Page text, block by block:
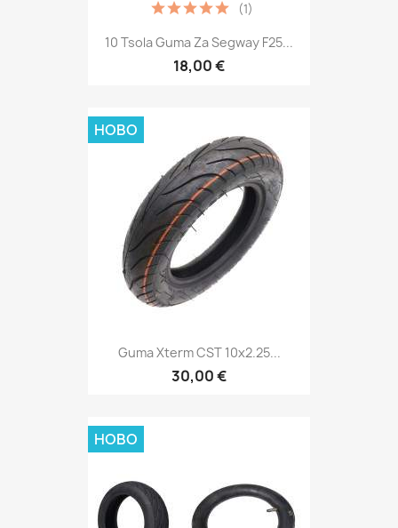
10 Tsola Guma Za Segway F25...
18,00 €
(1)
Guma Xterm CST 10x2.25...
30,00 €
НОВО
НОВО